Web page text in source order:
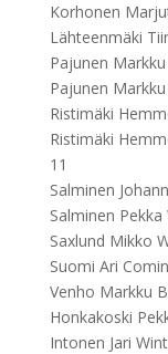
Korhonen
Lähteenmäki
Pajunen
Pajunen
Ristimäki
Ristimäki
11
Salminen
Salminen
Saxlund Mikko
Suomi Ari
Venho Markku
Honkakoski
Intonen Jari